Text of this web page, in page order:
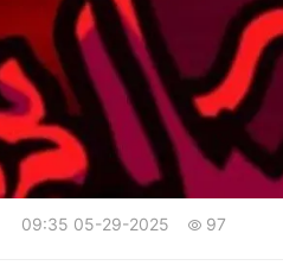
09:35 05-29-2025  97